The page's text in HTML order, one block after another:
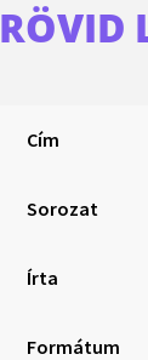
RÖVID
Cím
Sorozat
Írta
Formátum